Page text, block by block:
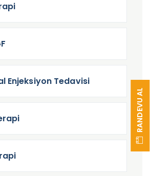
RANDEVU AL
Enjeksiyon Tedavisi